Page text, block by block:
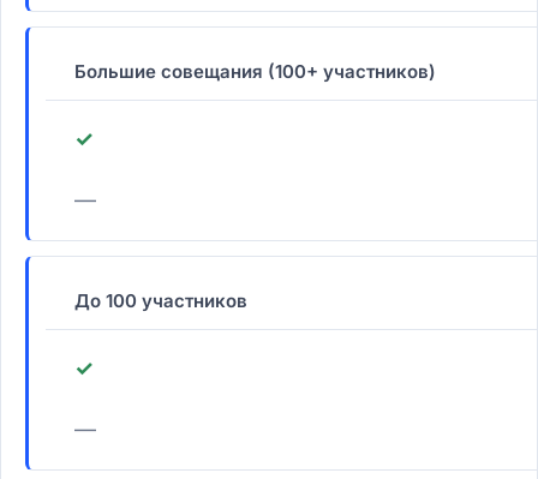
Большие совещания (100+ участников)
✓
—
До 100 участников
✓
—